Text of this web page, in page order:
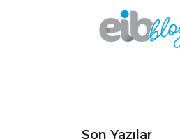
Son Yazılar